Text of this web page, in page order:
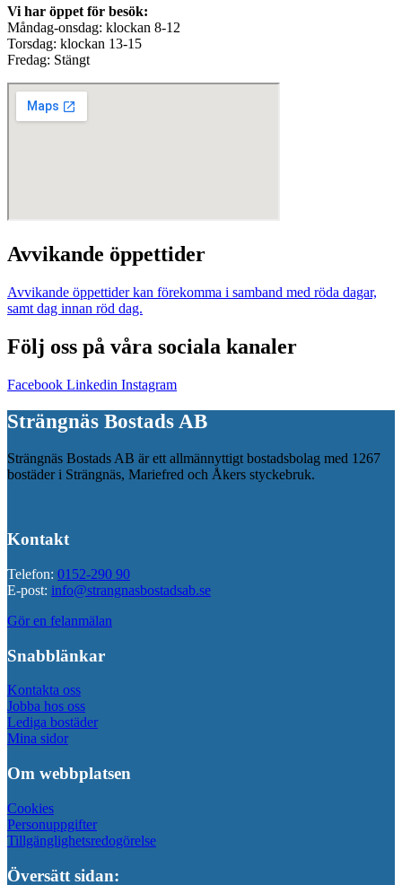
Vi har öppet för besök:
Måndag-onsdag: klockan 8-12
Torsdag: klockan 13-15
Fredag: Stängt
Avvikande öppettider
Avvikande öppettider kan förekomma i samband med röda dagar,
samt dag innan röd dag.
Följ oss på våra sociala kanaler
Facebook Linkedin Instagram
Strängnäs Bostads AB
Strängnäs Bostads AB är ett allmännyttigt bostadsbolag med 1267
bostäder i Strängnäs, Mariefred och Åkers styckebruk.
Kontakt
Telefon: 0152-290 90
E-post: info@strangnasbostadsab.se
Gör en felanmälan
Snabblänkar
Kontakta oss
Jobba hos oss
Lediga bostäder
Mina sidor
Om webbplatsen
Cookies
Personuppgifter
Tillgänglighetsredogörelse
Översätt sidan: